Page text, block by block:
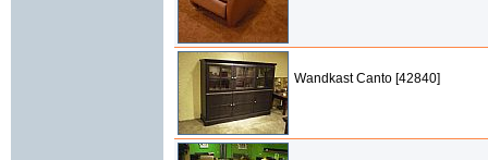
Wandkast Canto [42840]